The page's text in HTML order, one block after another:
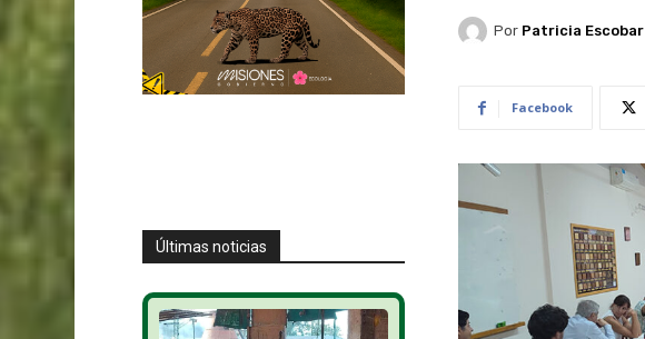
Últimas noticias
Por Patricia Escobar
Facebook